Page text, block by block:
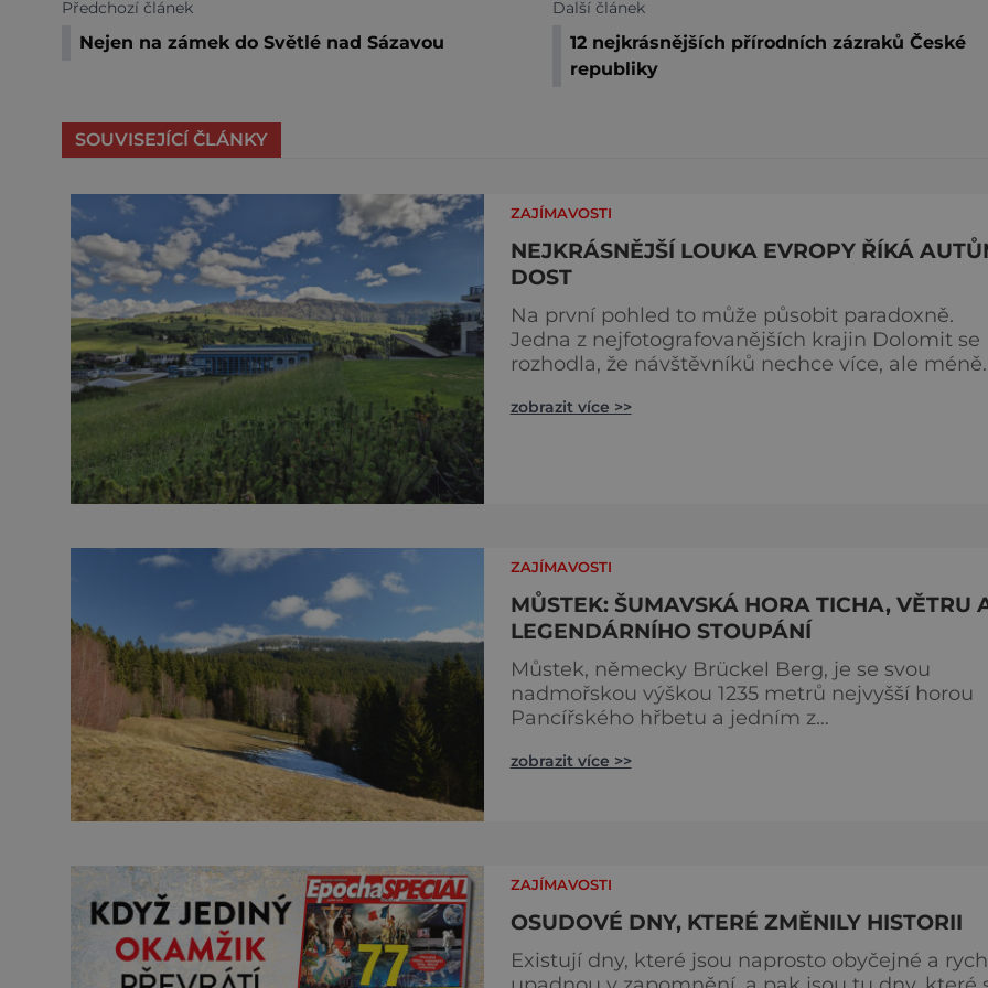
Předchozí článek
Nejen na zámek do Světlé nad Sázavou
Další článek
12 nejkrásnějších přírodních zázraků České
republiky
SOUVISEJÍCÍ ČLÁNKY
ZAJÍMAVOSTI
NEJKRÁSNĚJŠÍ LOUKA EVROPY ŘÍKÁ
DOST
Na první pohled to může působit paradoxně.
Jedna z nejfotografovanějších krajin Dolomit se
rozhodla, že návštěvníků nechce více, ale méně.
zavádí od léta 2026 nová pravidla příjezdu, která
zobrazit více >>
ZAJÍMAVOSTI
MŮSTEK: ŠUMAVSKÁ HORA TICHA, VĚTRU
LEGENDÁRNÍHO STOUPÁNÍ
Můstek, německy Brückel Berg, je se svou
nadmořskou výškou 1235 metrů nejvyšší horou
Pancířského hřbetu a jedním z
Přestože nestojí v centru hlavních turistických
zobrazit více >>
ZAJÍMAVOSTI
OSUDOVÉ DNY, KTERÉ ZMĚNILY HISTORII
Existují dny, které jsou naprosto obyčejné a